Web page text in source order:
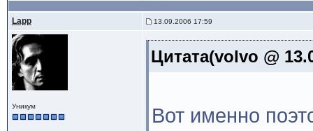
Lapp 13.09.2006 17:59
Уникум
Цитата(volvo @
Вот именно